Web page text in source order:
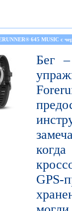
645 MUSIC с
Бег
GPS-